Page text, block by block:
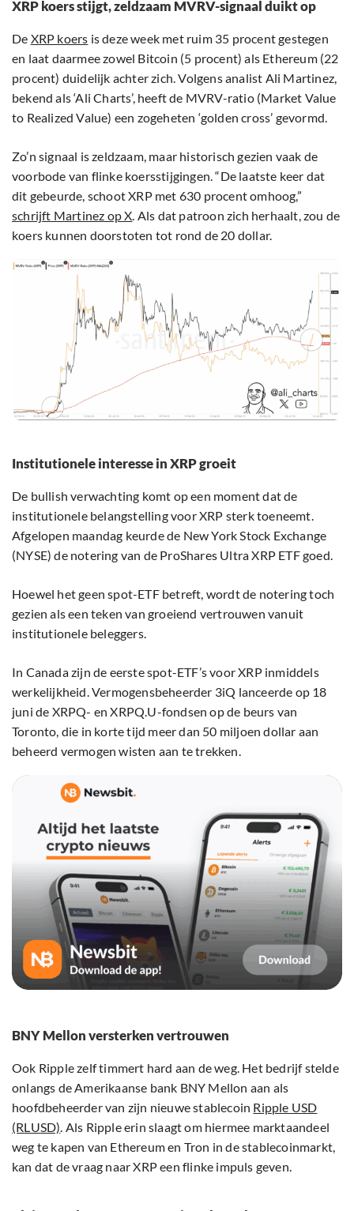
XRP koers stijgt, zeldzaam MVRV-signaal duikt op
De XRP koers is deze week met ruim 35 procent gestegen
en laat daarmee zowel Bitcoin (5 procent) als Ethereum (22
procent) duidelijk achter zich. Volgens analist Ali Martinez,
bekend als ‘Ali Charts’, heeft de MVRV-ratio (Market Value
to Realized Value) een zogeheten ‘golden cross’ gevormd.
Zo’n signaal is zeldzaam, maar historisch gezien vaak de
voorbode van flinke koersstijgingen. “De laatste keer dat
dit gebeurde, schoot XRP met 630 procent omhoog,”
schrijft Martinez op X. Als dat patroon zich herhaalt, zou de
koers kunnen doorstoten tot rond de 20 dollar.
Institutionele interesse in XRP groeit
De bullish verwachting komt op een moment dat de
institutionele belangstelling voor XRP sterk toeneemt.
Afgelopen maandag keurde de New York Stock Exchange
(NYSE) de notering van de ProShares Ultra XRP ETF goed.
Hoewel het geen spot-ETF betreft, wordt de notering toch
gezien als een teken van groeiend vertrouwen vanuit
institutionele beleggers.
In Canada zijn de eerste spot-ETF’s voor XRP inmiddels
werkelijkheid. Vermogensbeheerder 3iQ lanceerde op 18
juni de XRPQ- en XRPQ.U-fondsen op de beurs van
Toronto, die in korte tijd meer dan 50 miljoen dollar aan
beheerd vermogen wisten aan te trekken.
BNY Mellon versterken vertrouwen
Ook Ripple zelf timmert hard aan de weg. Het bedrijf stelde
onlangs de Amerikaanse bank BNY Mellon aan als
hoofdbeheerder van zijn nieuwe stablecoin Ripple USD
(RLUSD) . Als Ripple erin slaagt om hiermee marktaandeel
weg te kapen van Ethereum en Tron in de stablecoinmarkt,
kan dat de vraag naar XRP een flinke impuls geven.